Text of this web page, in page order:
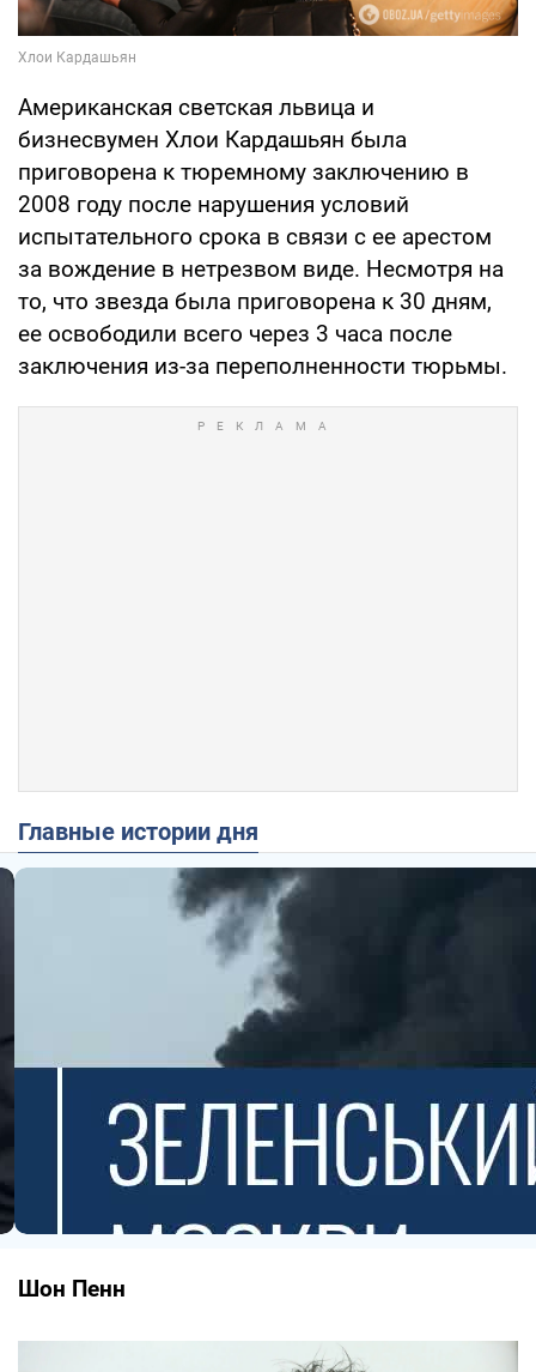
Американская светская львица и
бизнесвумен Хлои Кардашьян была
приговорена к тюремному заключению в
2008 году после нарушения условий
испытательного срока в связи с ее арестом
за вождение в нетрезвом виде. Несмотря на
то, что звезда была приговорена к 30 дням,
ее освободили всего через 3 часа после
заключения из-за переполненности тюрьмы.
Главные истории дня
Шон Пенн